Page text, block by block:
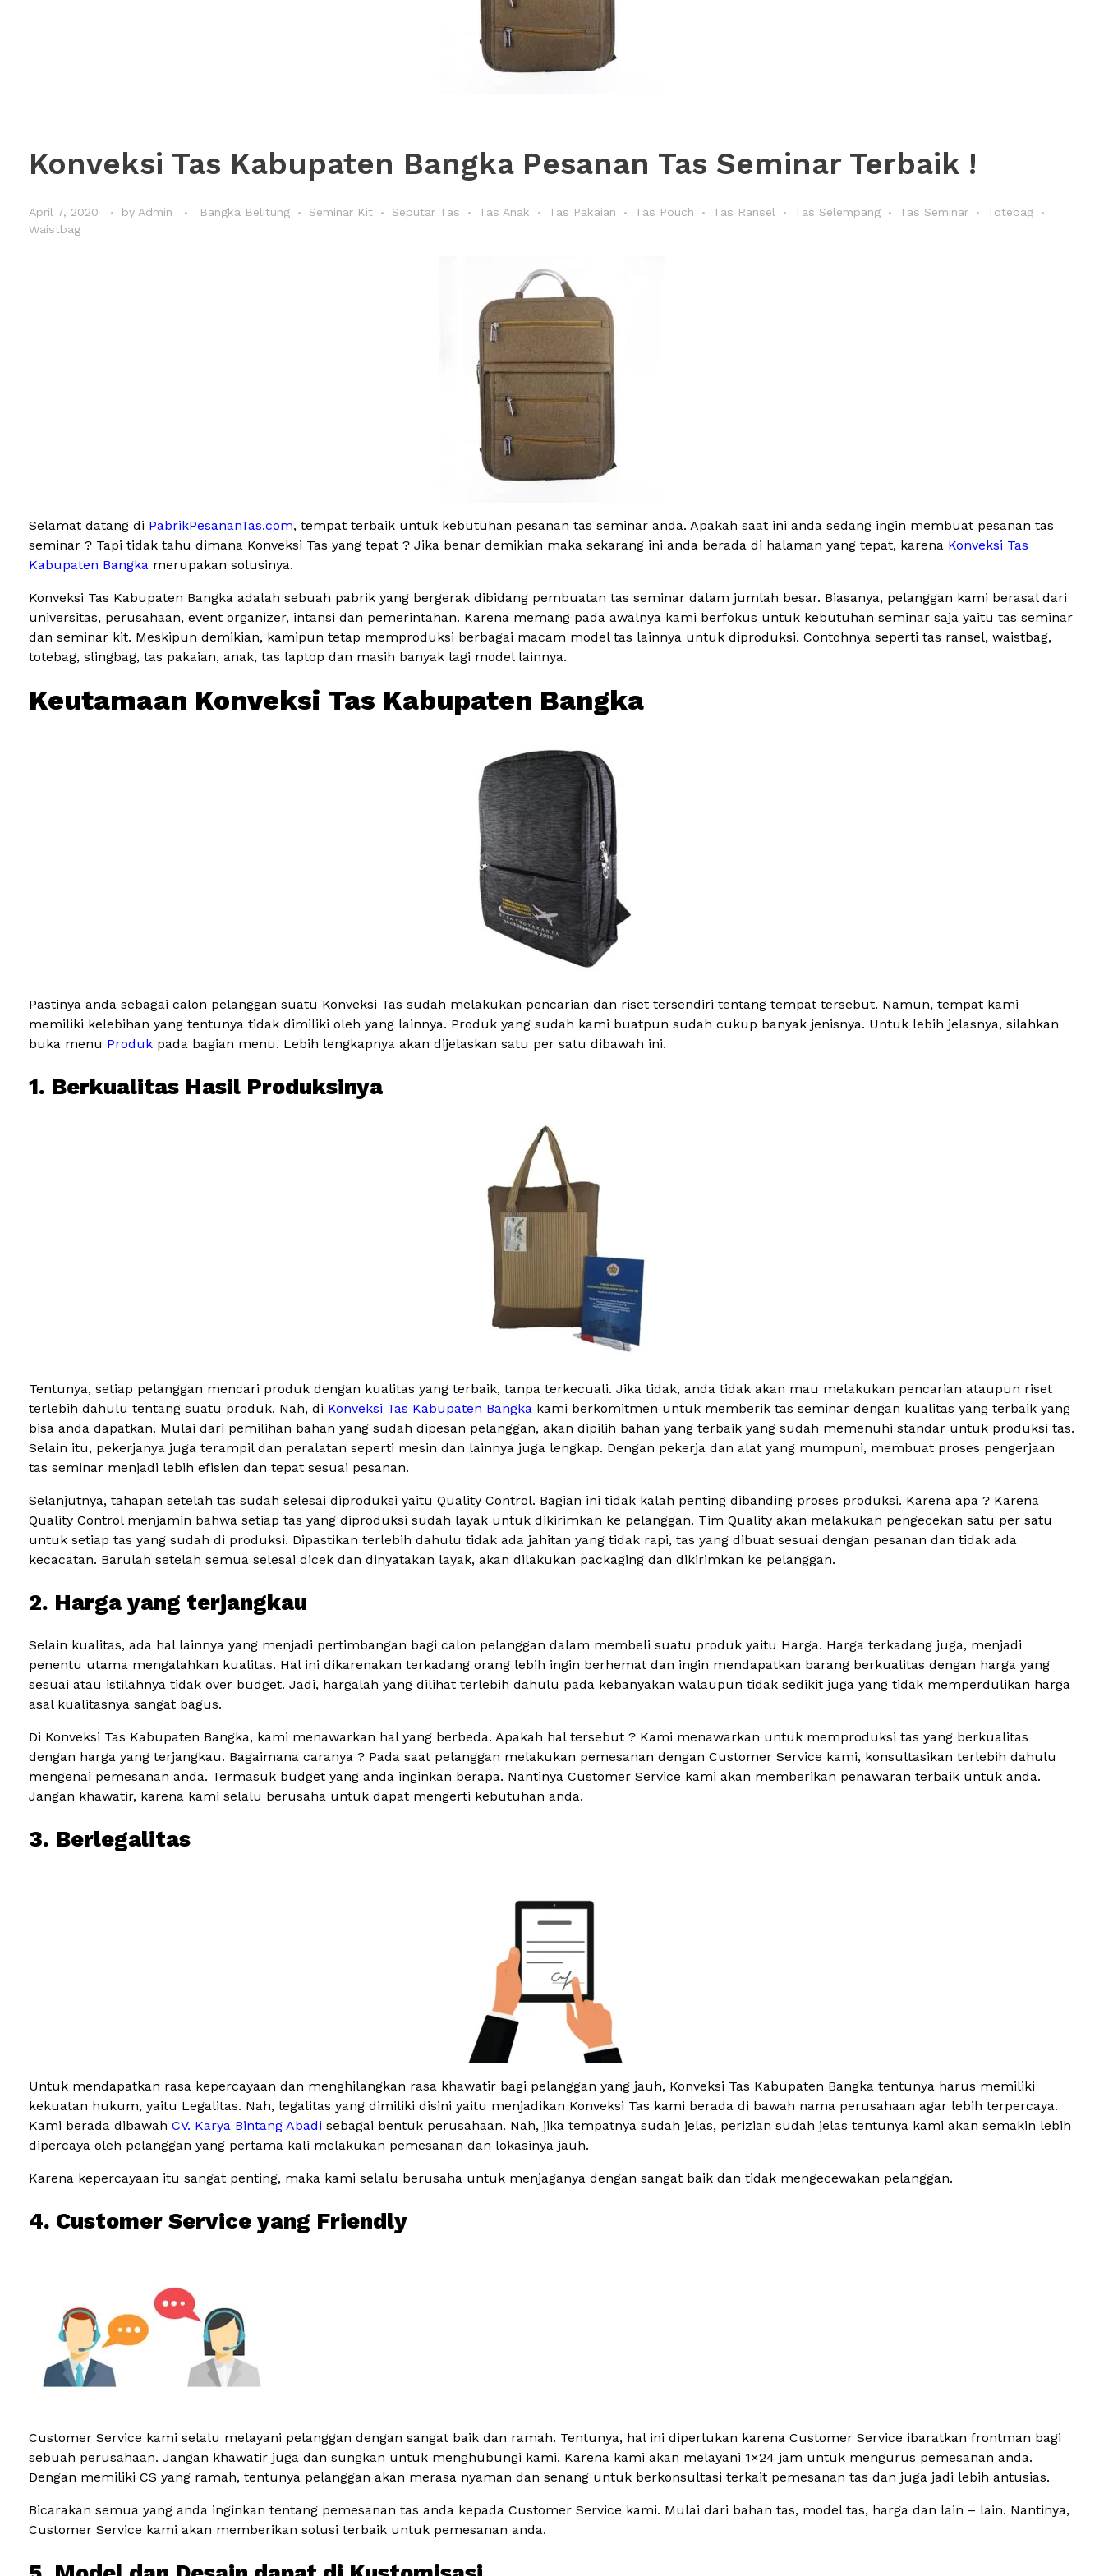
Konveksi Tas Kabupaten Bangka Pesanan Tas Seminar Terbaik !
April 7, 2020 by Admin Bangka Belitung Seminar Kit Seputar Tas Tas Anak Tas Pakaian Tas Pouch Tas Ransel Tas Selempang Tas Seminar
Totebag
Waistbag
Selamat datang di PabrikPesananTas.com, tempat terbaik untuk kebutuhan pesanan tas seminar anda. Apakah saat ini anda sedang ingin membuat pesanan tas
seminar ? Tapi tidak tahu dimana Konveksi Tas yang tepat ? Jika benar demikian maka sekarang ini anda berada di halaman yang tepat, karena Konveksi Tas
Kabupaten Bangka merupakan solusinya.
Konveksi Tas Kabupaten Bangka adalah sebuah pabrik yang bergerak dibidang pembuatan tas seminar dalam jumlah besar. Biasanya, pelanggan kami berasal dari
universitas, perusahaan, event organizer, intansi dan pemerintahan. Karena memang pada awalnya kami berfokus untuk kebutuhan seminar saja yaitu tas seminar
dan seminar kit. Meskipun demikian, kamipun tetap memproduksi berbagai macam model tas lainnya untuk diproduksi. Contohnya seperti tas ransel, waistbag,
totebag, slingbag, tas pakaian, anak, tas laptop dan masih banyak lagi model lainnya.
Keutamaan Konveksi Tas Kabupaten Bangka
Pastinya anda sebagai calon pelanggan suatu Konveksi Tas sudah melakukan pencarian dan riset tersendiri tentang tempat tersebut. Namun, tempat kami
memiliki kelebihan yang tentunya tidak dimiliki oleh yang lainnya. Produk yang sudah kami buatpun sudah cukup banyak jenisnya. Untuk lebih jelasnya, silahkan
buka menu Produk pada bagian menu. Lebih lengkapnya akan dijelaskan satu per satu dibawah ini.
1. Berkualitas Hasil Produksinya
Tentunya, setiap pelanggan mencari produk dengan kualitas yang terbaik, tanpa terkecuali. Jika tidak, anda tidak akan mau melakukan pencarian ataupun riset
terlebih dahulu tentang suatu produk. Nah, di Konveksi Tas Kabupaten Bangka kami berkomitmen untuk memberik tas seminar dengan kualitas yang terbaik yang
bisa anda dapatkan. Mulai dari pemilihan bahan yang sudah dipesan pelanggan, akan dipilih bahan yang terbaik yang sudah memenuhi standar untuk produksi tas.
Selain itu, pekerjanya juga terampil dan peralatan seperti mesin dan lainnya juga lengkap. Dengan pekerja dan alat yang mumpuni, membuat proses pengerjaan
tas seminar menjadi lebih efisien dan tepat sesuai pesanan.
Selanjutnya, tahapan setelah tas sudah selesai diproduksi yaitu Quality Control. Bagian ini tidak kalah penting dibanding proses produksi. Karena apa ? Karena
Quality Control menjamin bahwa setiap tas yang diproduksi sudah layak untuk dikirimkan ke pelanggan. Tim Quality akan melakukan pengecekan satu per satu
untuk setiap tas yang sudah di produksi. Dipastikan terlebih dahulu tidak ada jahitan yang tidak rapi, tas yang dibuat sesuai dengan pesanan dan tidak ada
kecacatan. Barulah setelah semua selesai dicek dan dinyatakan layak, akan dilakukan packaging dan dikirimkan ke pelanggan.
2. Harga yang terjangkau
Selain kualitas, ada hal lainnya yang menjadi pertimbangan bagi calon pelanggan dalam membeli suatu produk yaitu Harga. Harga terkadang juga, menjadi
penentu utama mengalahkan kualitas. Hal ini dikarenakan terkadang orang lebih ingin berhemat dan ingin mendapatkan barang berkualitas dengan harga yang
sesuai atau istilahnya tidak over budget. Jadi, hargalah yang dilihat terlebih dahulu pada kebanyakan walaupun tidak sedikit juga yang tidak memperdulikan harga
asal kualitasnya sangat bagus.
Di Konveksi Tas Kabupaten Bangka, kami menawarkan hal yang berbeda. Apakah hal tersebut ? Kami menawarkan untuk memproduksi tas yang berkualitas
dengan harga yang terjangkau. Bagaimana caranya ? Pada saat pelanggan melakukan pemesanan dengan Customer Service kami, konsultasikan terlebih dahulu
mengenai pemesanan anda. Termasuk budget yang anda inginkan berapa. Nantinya Customer Service kami akan memberikan penawaran terbaik untuk anda.
Jangan khawatir, karena kami selalu berusaha untuk dapat mengerti kebutuhan anda.
3. Berlegalitas
Untuk mendapatkan rasa kepercayaan dan menghilangkan rasa khawatir bagi pelanggan yang jauh, Konveksi Tas Kabupaten Bangka tentunya harus memiliki
kekuatan hukum, yaitu Legalitas. Nah, legalitas yang dimiliki disini yaitu menjadikan Konveksi Tas kami berada di bawah nama perusahaan agar lebih terpercaya.
Kami berada dibawah CV. Karya Bintang Abadi sebagai bentuk perusahaan. Nah, jika tempatnya sudah jelas, perizian sudah jelas tentunya kami akan semakin lebih
dipercaya oleh pelanggan yang pertama kali melakukan pemesanan dan lokasinya jauh.
Karena kepercayaan itu sangat penting, maka kami selalu berusaha untuk menjaganya dengan sangat baik dan tidak mengecewakan pelanggan.
4. Customer Service yang Friendly
Customer Service kami selalu melayani pelanggan dengan sangat baik dan ramah. Tentunya, hal ini diperlukan karena Customer Service ibaratkan frontman bagi
sebuah perusahaan. Jangan khawatir juga dan sungkan untuk menghubungi kami. Karena kami akan melayani 1×24 jam untuk mengurus pemesanan anda.
Dengan memiliki CS yang ramah, tentunya pelanggan akan merasa nyaman dan senang untuk berkonsultasi terkait pemesanan tas dan juga jadi lebih antusias.
Bicarakan semua yang anda inginkan tentang pemesanan tas anda kepada Customer Service kami. Mulai dari bahan tas, model tas, harga dan lain – lain. Nantinya,
Customer Service kami akan memberikan solusi terbaik untuk pemesanan anda.